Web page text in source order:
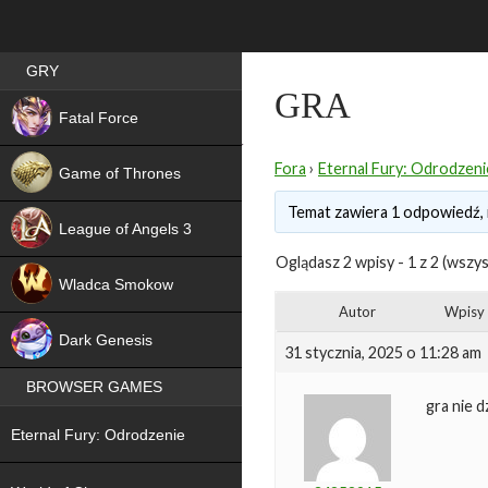
GRA
Fora › Eternal Fury:
Temat zawiera 1
Oglądasz 2 wpisy - 1 z 2
Autor Wpisy
31 stycznia, 2025 o 11:28 am
gra nie
Best RPG games in Poland
GRY
Fatal Force
Game of Thrones
League of Angels 3
Wladca Smokow
Dark Genesis
BROWSER GAMES
Eternal Fury: Odrodzenie